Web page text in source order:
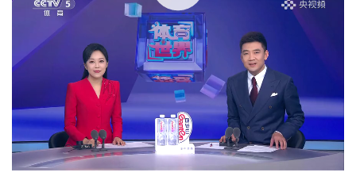
视频来源：【央视频体育世界】
本文转载自 央视频体育世界，只做主题效果测试使用，本文观
点不代表中国残疾人体育运动管理中心立场。
赞(0)